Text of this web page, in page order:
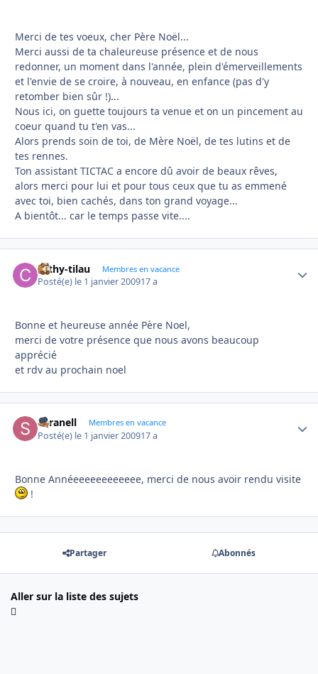
Merci de tes voeux, cher Père Noël...
Merci aussi de ta chaleureuse présence et de nous
redonner, un moment dans l'année, plein d'émerveillements
et l'envie de se croire, à nouveau, en enfance (pas d'y
retomber bien sûr !)...
Nous ici, on guette toujours ta venue et on un pincement au
coeur quand tu t'en vas...
Alors prends soin de toi, de Mère Noël, de tes lutins et de
tes rennes.
Ton assistant TICTAC a encore dû avoir de beaux rêves,
alors merci pour lui et pour tous ceux que tu as emmené
avec toi, bien cachés, dans ton grand voyage...
A bientôt... car le temps passe vite....
cathy-tilau Membres en vacance
Posté(e) le 1 janvier 200917 a
Bonne et heureuse année Père Noel,
merci de votre présence que nous avons beaucoup
apprécié
et rdv au prochain noel
Saranell Membres en vacance
Posté(e) le 1 janvier 200917 a
Bonne Annéeeeeeeeeeeee, merci de nous avoir rendu visite
!
Partager Abonnés
Aller sur la liste des sujets